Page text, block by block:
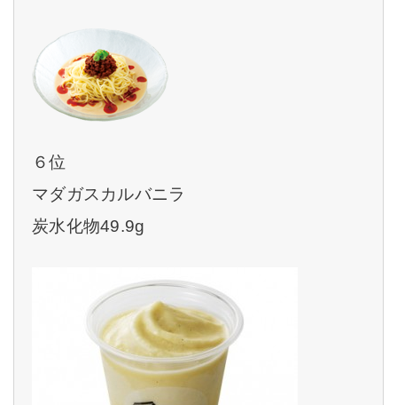
６位
マダガスカルバニラ
炭水化物49.9g